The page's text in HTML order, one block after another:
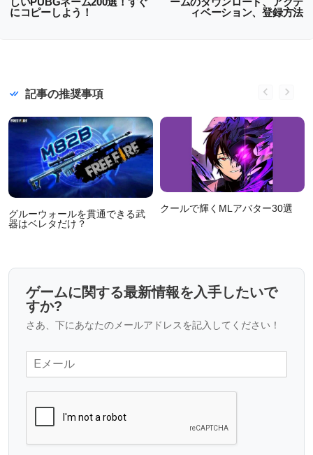
にコピーしよう！
ィベーション、登録方法
記事の推奨事項
グルーウォールを貫通できる武
器はベレタだけ？
クールで輝くMLアバター30選
ゲームに関する最新情報を入手したいで
すか?
さあ、下にあなたのメールアドレスを記入してください！